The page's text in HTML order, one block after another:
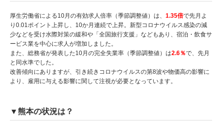
厚生労働省による10月の有効求人倍率（季節調整値）は、 1.35倍で先月よ
り0.01ポイント上昇し、10か月連続で上昇。新型コロナウイルス感染の減
少などを受け水際対策の緩和や「全国旅行支援」などもあり、宿泊・飲食サ
ービス業を中心に求人が増加しました。
また、総務省が発表した10月の完全失業率（季節調整値）は2.6％で、先月
と同水準でした。
改善傾向にありますが、引き続きコロナウイルスの第8波や物価高の影響に
より、雇用に与える影響に関して注視が必要となっています。
▼熊本の状況は？